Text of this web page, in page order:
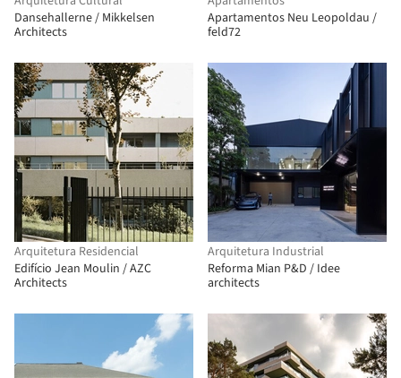
Dansehallerne / Mikkelsen
Architects
Apartamentos Neu Leopoldau /
feld72
Arquitetura Residencial
Edifício Jean Moulin / AZC
Architects
Arquitetura Industrial
Reforma Mian P&D / Idee
architects